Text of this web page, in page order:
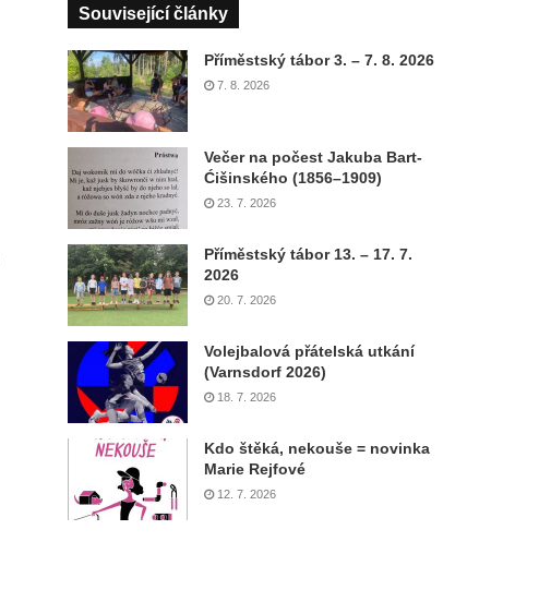
Související články
Příměstský tábor 3. – 7. 8. 2026
7. 8. 2026
Večer na počest Jakuba Bart-
Ćišinského (1856–1909)
23. 7. 2026
Příměstský tábor 13. – 17. 7.
2026
20. 7. 2026
Volejbalová přátelská utkání
(Varnsdorf 2026)
18. 7. 2026
Kdo štěká, nekouše = novinka
Marie Rejfové
12. 7. 2026